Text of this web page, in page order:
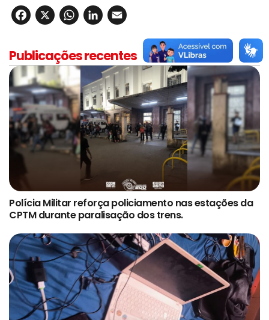
Facebook
X WhatsApp
LinkedIn
Publicações recentes
Polícia Militar reforça policiamento nas estações da
CPTM durante paralisação dos trens.